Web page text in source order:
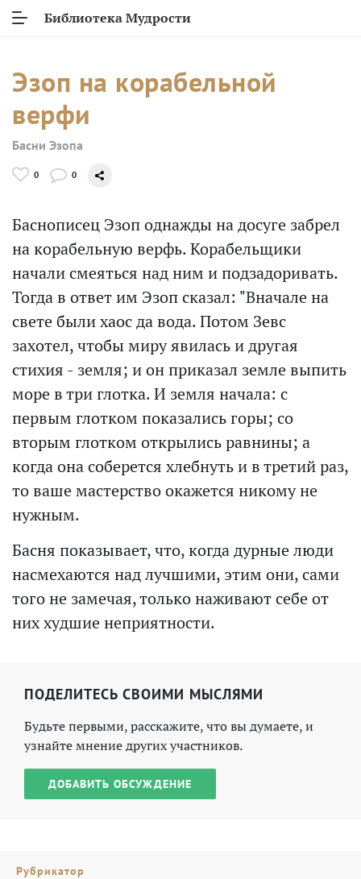
Библиотека Мудрости
Эзоп на корабельной
верфи
Басни Эзопа
0 0
Баснописец Эзоп однажды на досуге забрел
на корабельную верфь. Корабельщики
начали смеяться над ним и подзадоривать.
Тогда в ответ им Эзоп сказал: "Вначале на
свете были хаос да вода. Потом Зевс
захотел, чтобы миру явилась и другая
стихия - земля; и он приказал земле выпить
море в три глотка. И земля начала: с
первым глотком показались горы; со
вторым глотком открылись равнины; а
когда она соберется хлебнуть и в третий раз,
то ваше мастерство окажется никому не
нужным.
Басня показывает, что, когда дурные люди
насмехаются над лучшими, этим они, сами
того не замечая, только наживают себе от
них худшие неприятности.
ПОДЕЛИТЕСЬ СВОИМИ МЫСЛЯМИ
Будьте первыми, расскажите, что вы думаете, и
узнайте мнение других участников.
ДОБАВИТЬ ОБСУЖДЕНИЕ
Рубрикатор